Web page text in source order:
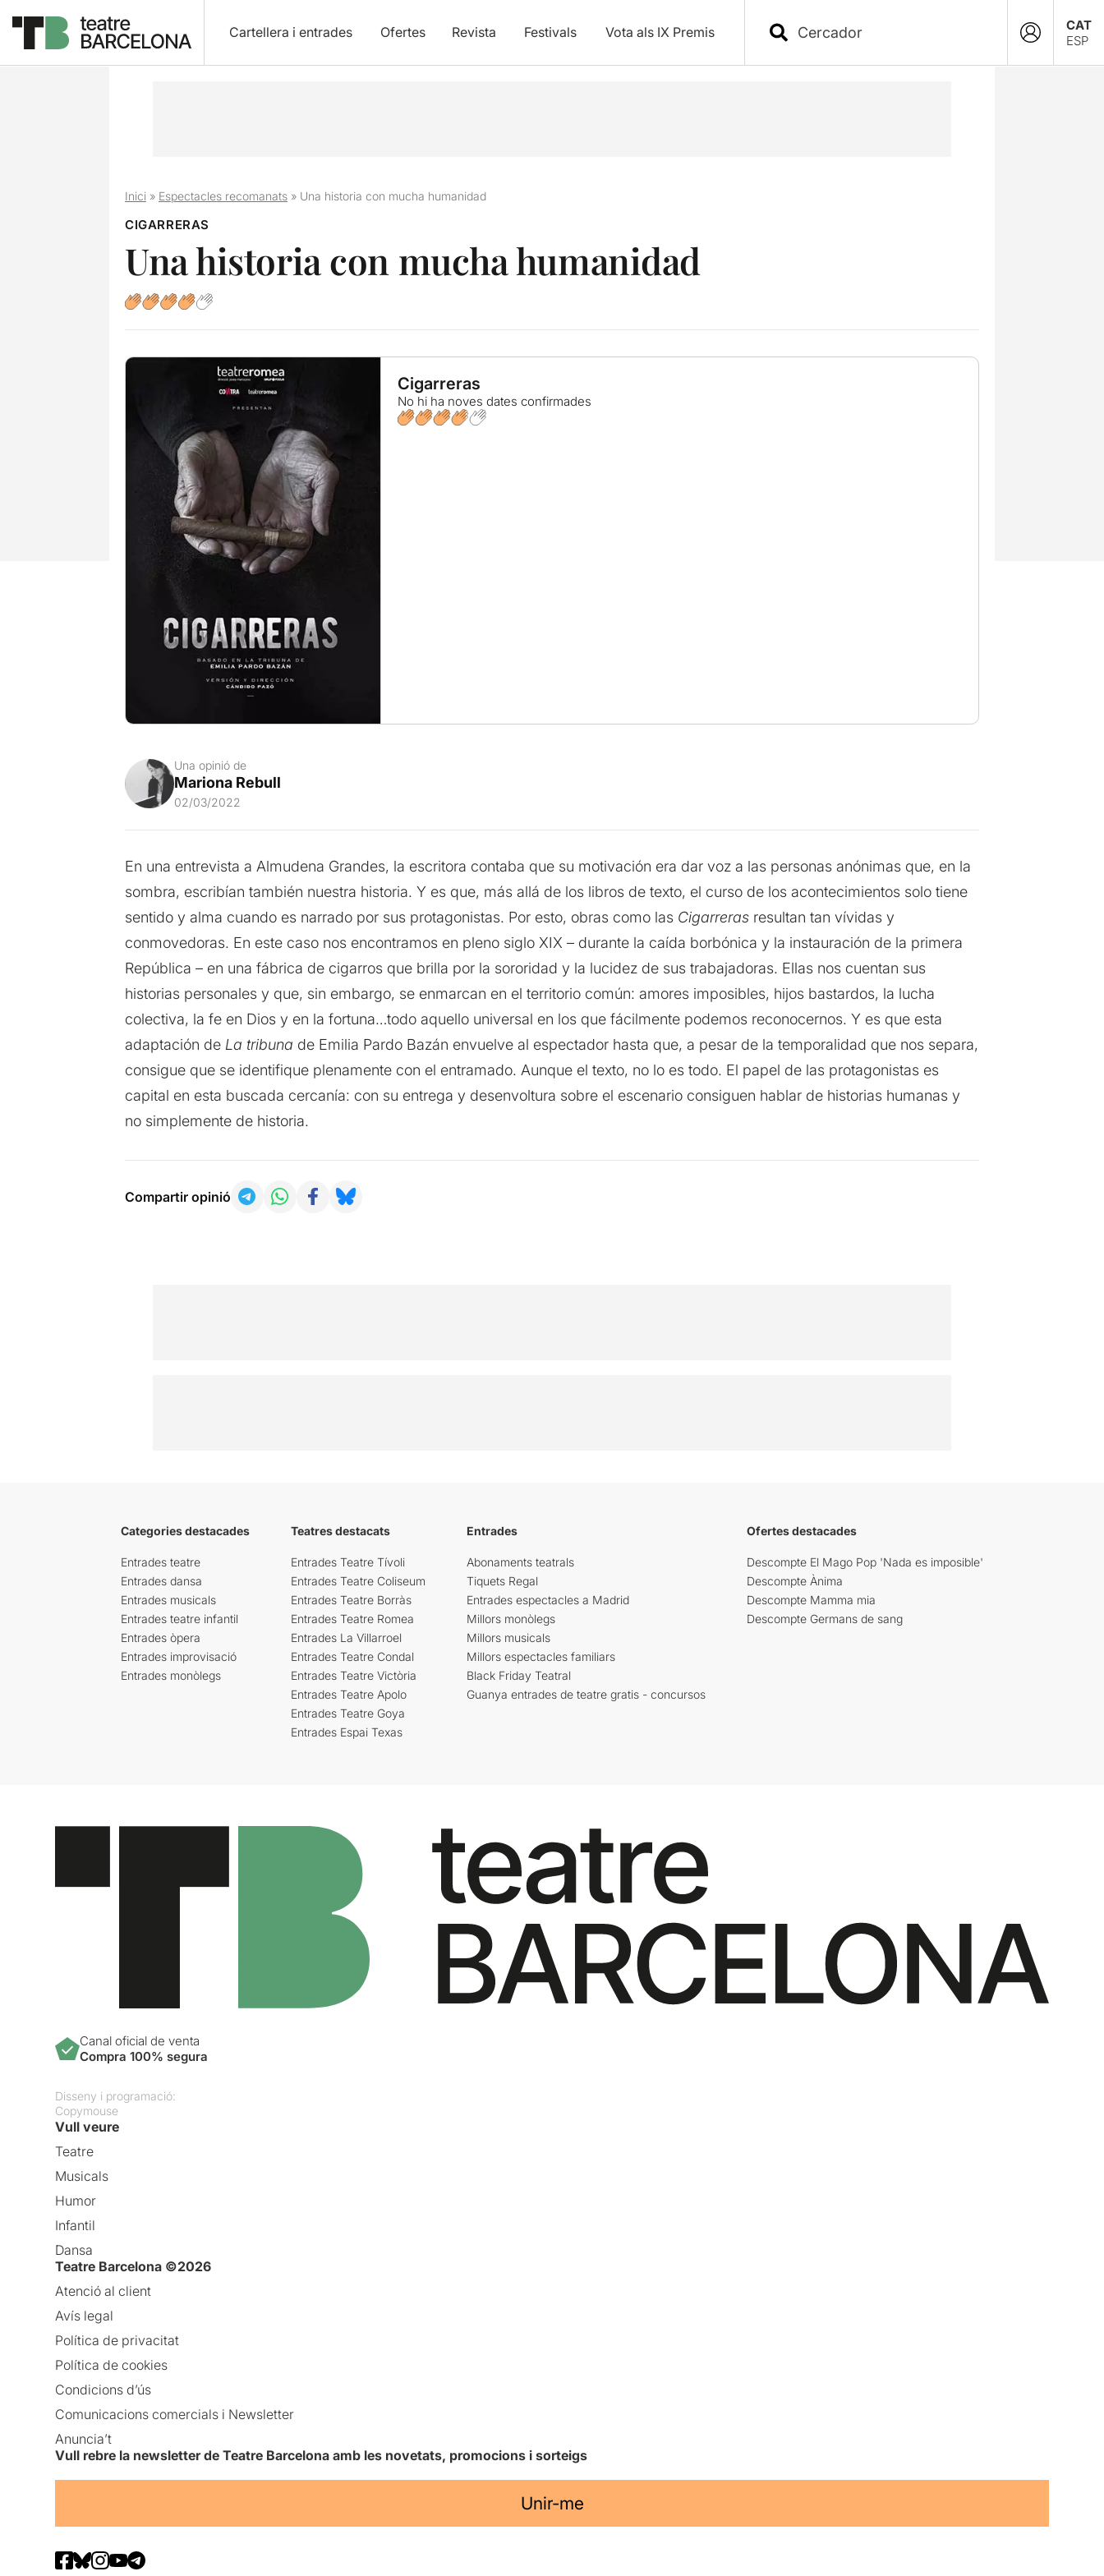
Cartellera i entrades Ofertes Revista Festivals Vota als IX Premis
CAT
ESP
Inici» Espectacles recomanats» Una historia con mucha humanidad
CIGARRERAS
Una historia con mucha humanidad
Cigarreras
No hi ha noves dates confirmades
Una opinió de
Mariona Rebull
02/03/2022
En una entrevista a Almudena Grandes, la escritora contaba que su motivación era dar voz a las personas anónimas que, en la
sombra, escribían también nuestra historia. Y es que, más allá de los libros de texto, el curso de los acontecimientos solo tiene
sentido y alma cuando es narrado por sus protagonistas. Por esto, obras como las Cigarrerasresultan tan vívidas y
conmovedoras. En este caso nos encontramos en pleno siglo XIX – durante la caída borbónica y la instauración de la primera
República – en una fábrica de cigarros que brilla por la sororidad y la lucidez de sus trabajadoras. Ellas nos cuentan sus
historias personales y que, sin embargo, se enmarcan en el territorio común: amores imposibles, hijos bastardos, la lucha
colectiva, la fe en Dios y en la fortuna…todo aquello universal en los que fácilmente podemos reconocernos. Y es que esta
adaptación de La tribuna de Emilia Pardo Bazán envuelve al espectador hasta que, a pesar de la temporalidad que nos separa,
consigue que se identifique plenamente con el entramado. Aunque el texto, no lo es todo. El papel de las protagonistas es
capital en esta buscada cercanía: con su entrega y desenvoltura sobre el escenario consiguen hablar de historias humanas y
no simplemente de historia.
Compartir opinió
Categories destacades
Entrades teatre
Entrades dansa
Entrades musicals
Entrades teatre infantil
Entrades òpera
Entrades improvisació
Entrades monòlegs
Teatres destacats
Entrades Teatre Tívoli
Entrades Teatre Coliseum
Entrades Teatre Borràs
Entrades Teatre Romea
Entrades La Villarroel
Entrades Teatre Condal
Entrades Teatre Victòria
Entrades Teatre Apolo
Entrades Teatre Goya
Entrades Espai Texas
Entrades
Abonaments teatrals
Tiquets Regal
Entrades espectacles a Madrid
Millors monòlegs
Millors musicals
Millors espectacles familiars
Black Friday Teatral
Guanya entrades de teatre gratis - concursos
Ofertes destacades
Descompte El Mago Pop 'Nada es imposible'
Descompte Ànima
Descompte Mamma mia
Descompte Germans de sang
Canal oficial de venta
Compra 100% segura
Disseny i programació:
Copymouse
Vull veure
Teatre
Musicals
Humor
Infantil
Dansa
Teatre Barcelona ©2026
Atenció al client
Avís legal
Política de privacitat
Política de cookies
Condicions d’ús
Comunicacions comercials i Newsletter
Anuncia’t
Vull rebre la newsletter de Teatre Barcelona amb les novetats, promocions i sorteigs
Unir-me